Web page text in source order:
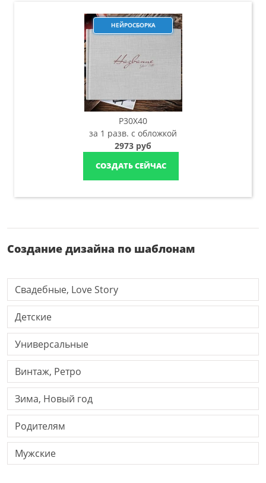
НЕЙРОСБОРКА
P30X40
за 1 разв. с обложкой
2973 руб
СОЗДАТЬ СЕЙЧАС
Создание дизайна по шаблонам
Свадебные, Love Story
Детские
Универсальные
Винтаж, Ретро
Зима, Новый год
Родителям
Мужские